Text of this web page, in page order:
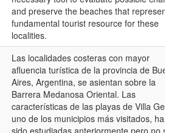
and preserve the beaches that represent
fundamental tourist resource for these
localities.
Las localidades costeras con mayor
afluencia turística de la provincia de
Aires, Argentina, se asientan sobre la
Barrera Medanosa Oriental. Las
características de las playas de Villa
uno de los municipios más visitados, han
sido estudiadas anteriormente pero no se